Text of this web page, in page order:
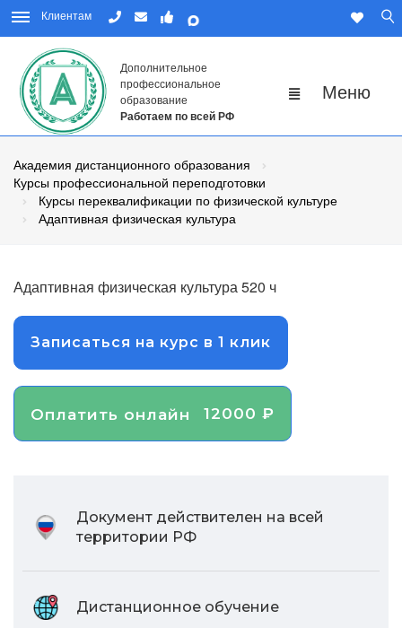
Клиентам
Дополнительное
профессиональное
образование
Работаем по всей РФ
Академия дистанционного образования
Курсы профессиональной переподготовки
Курсы переквалификации по физической культуре
Адаптивная физическая культура
Адаптивная физическая культура 520 ч
Записаться на курс в 1 клик
Оплатить онлайн 12000 ₽
Документ действителен на всей
территории РФ
Дистанционное обучение